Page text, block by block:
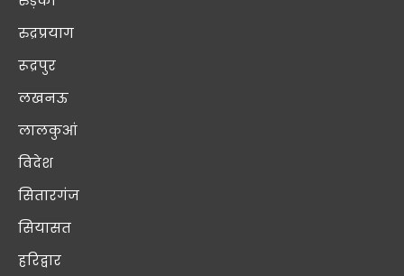
रुद्रप्रयाग
रूद्रपुर
लखनऊ
लालकुआं
विदेश
सितारगंज
सियासत
हरिद्वार